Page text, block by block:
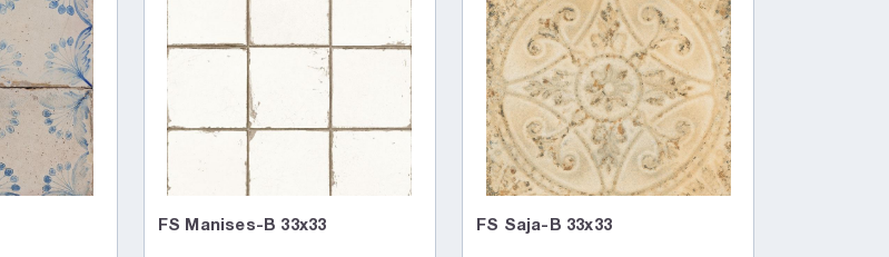
FS Manises-B 33x33 FS Saja-B 33x33